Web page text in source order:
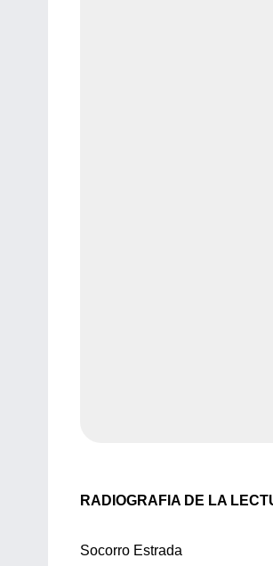
RADIOGRAFIA DE LA
Socorro Estrada